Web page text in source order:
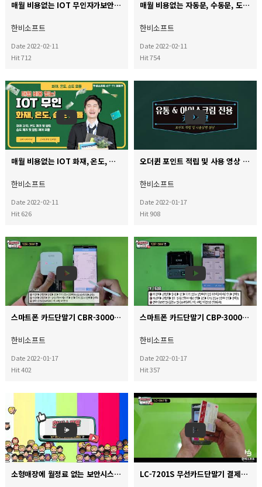
매월 비용없는 IOT 무인자가보안 시스템 영상
한비소프트
Date 2022-02-11
Hit 712
매월 비용없는 자동문, 수동문, 도어락 접점 컨트롤 릴레이 시스템
한비소프트
Date 2022-02-11
Hit 754
매월 비용없는 IOT 화재, 온도, 습도 접점 모듈 시스템
한비소프트
Date 2022-02-11
Hit 626
오더퀸 포인트 적립 및 사용 영상
한비소프트
Date 2022-01-17
Hit 908
스마트폰 카드단말기 CBR-3000(용지 미출력모델) 사용방법
한비소프트
Date 2022-01-17
Hit 402
스마트폰 카드단말기 CBP-3000 모델 사용 설명 영상
한비소프트
Date 2022-01-17
Hit 357
소형매장에 월정료 없는 보안시스템 설치하기 LC-7201S 무선카드단말기 결제방법